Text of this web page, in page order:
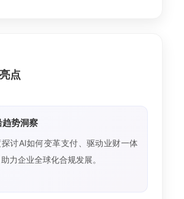
点
趋势洞察
讨AI如何变革支付、驱动业财一体
力企业全球化合规发展。